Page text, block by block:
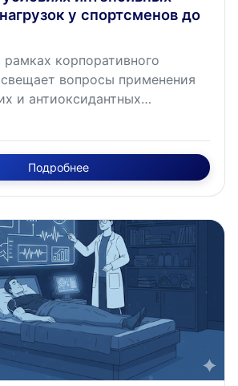
у спортсменов до
корпоративного
вопросы применения
и антиоксидантных
у спортсменов до 18 лет.
физиологические механизмы
форм кислорода при
роль антиоксидантной
коррекции. Особое внимание
препаратам (таурин,
Q10), проблеме
юных спортсменов, синдрому
дефицита энергии (RED-S), а
дефицита витамина D и
доказательной медицины.
освоения 2
Подробнее